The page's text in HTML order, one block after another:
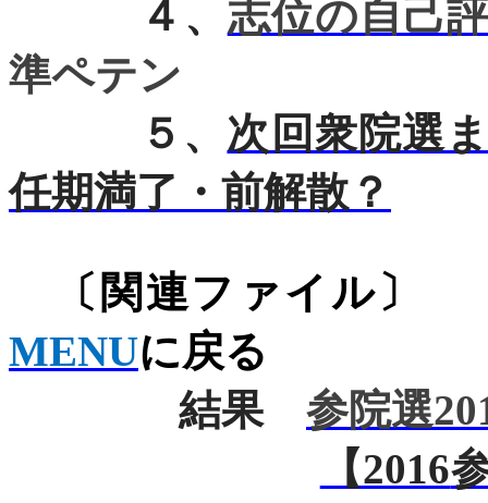
４、 志位の自己
準ペテン
５、 次回衆院選
任期満了・前解散？
〔関連
MENUに戻る
結果
参院選
【2016